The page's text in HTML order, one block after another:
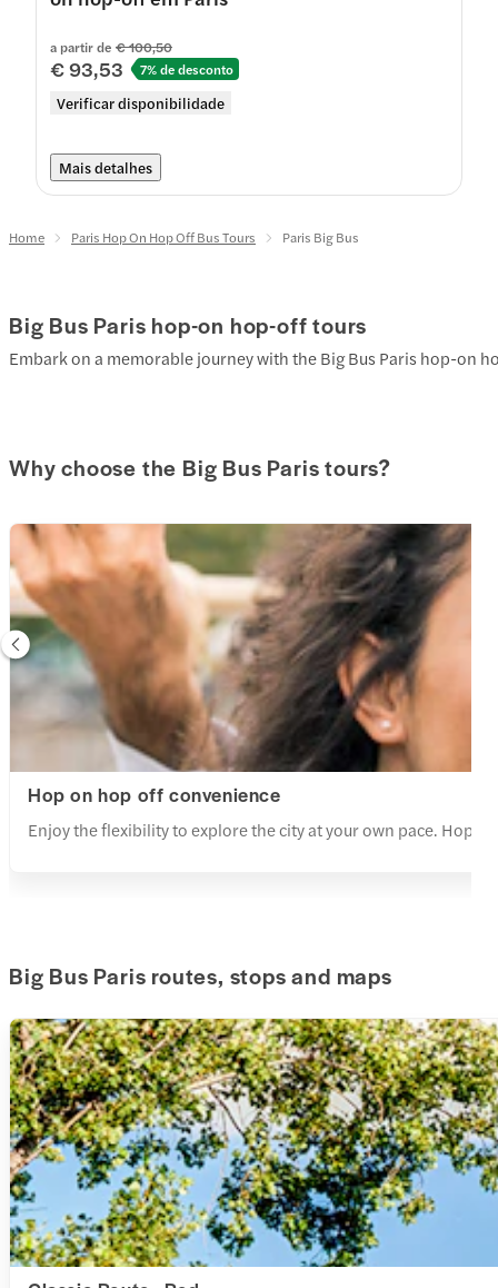
a partir de € 100,50
€ 93,53 7% de desconto
Verificar disponibilidade
Mais detalhes
Home Paris Hop On Hop Off Bus Tours Paris Big Bus
Big Bus Paris hop-on hop-off tours
Embark on a memorable journey with the Big Bus Paris hop-on
Why choose the Big Bus Paris tours?
Hop on hop off convenience
Enjoy the flexibility to explore the city at your own pace. Hop
Big Bus Paris routes, stops and maps